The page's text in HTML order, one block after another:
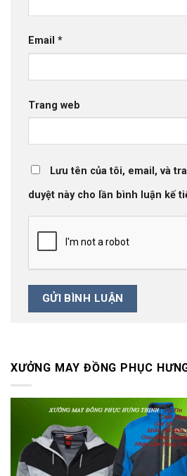
Email *
Trang web
Lưu tên của tôi, email, và
duyệt này cho lần bình luận kế
XƯỞNG MAY ĐỒNG PHỤC